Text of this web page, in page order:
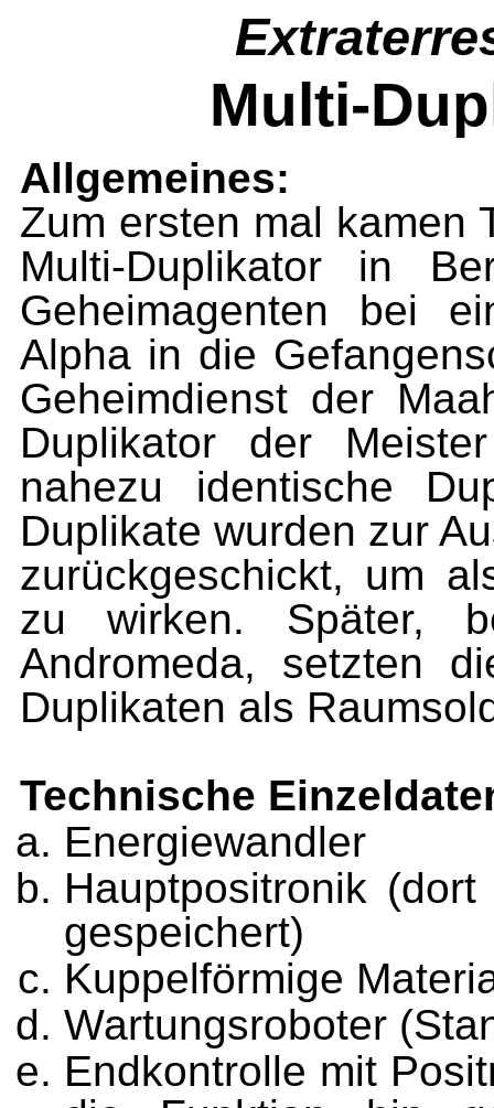
Multi-
Allgemeines:
Zum ersten mal kamen
Multi-Duplikator in
Geheimagenten bei
Alpha in die
Geheimdienst der
Duplika­tor der
nahezu identische
Duplikate wurden zur
zurückgeschickt, um
zu wirken. Später,
Andromeda, setzten
Duplikaten als
Technische
Energiewandler
Hauptpositronik
gespeichert)
Kuppelförmige
Wartungsroboter
Endkontrolle mit